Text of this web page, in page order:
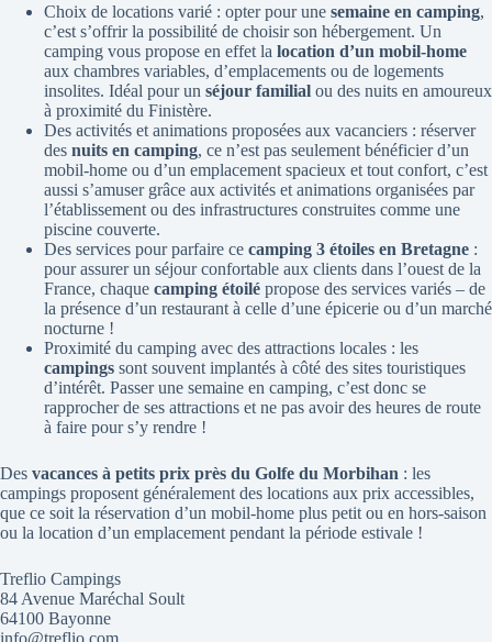
Choix de locations varié : opter pour une semaine en camping,
c’est s’offrir la possibilité de choisir son hébergement. Un
camping vous propose en effet la location d’un mobil-home
aux chambres variables, d’emplacements ou de logements
insolites. Idéal pour un séjour familial ou des nuits en amoureux
à proximité du Finistère.
Des activités et animations proposées aux vacanciers : réserver
des nuits en camping, ce n’est pas seulement bénéficier d’un
mobil-home ou d’un emplacement spacieux et tout confort, c’est
aussi s’amuser grâce aux activités et animations organisées par
l’établissement ou des infrastructures construites comme une
piscine couverte.
Des services pour parfaire ce camping 3 étoiles en Bretagne :
pour assurer un séjour confortable aux clients dans l’ouest de la
France, chaque camping étoilé propose des services variés – de
la présence d’un restaurant à celle d’une épicerie ou d’un marché
nocturne !
Proximité du camping avec des attractions locales : les
campings sont souvent implantés à côté des sites touristiques
d’intérêt. Passer une semaine en camping, c’est donc se
rapprocher de ses attractions et ne pas avoir des heures de route
à faire pour s’y rendre !
Des vacances à petits prix près du Golfe du Morbihan : les
campings proposent généralement des locations aux prix accessibles,
que ce soit la réservation d’un mobil-home plus petit ou en hors-saison
ou la location d’un emplacement pendant la période estivale !
Treflio Campings
84 Avenue Maréchal Soult
64100 Bayonne
info@treflio.com